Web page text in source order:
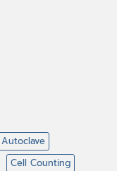
Autoclave
Cell Counting